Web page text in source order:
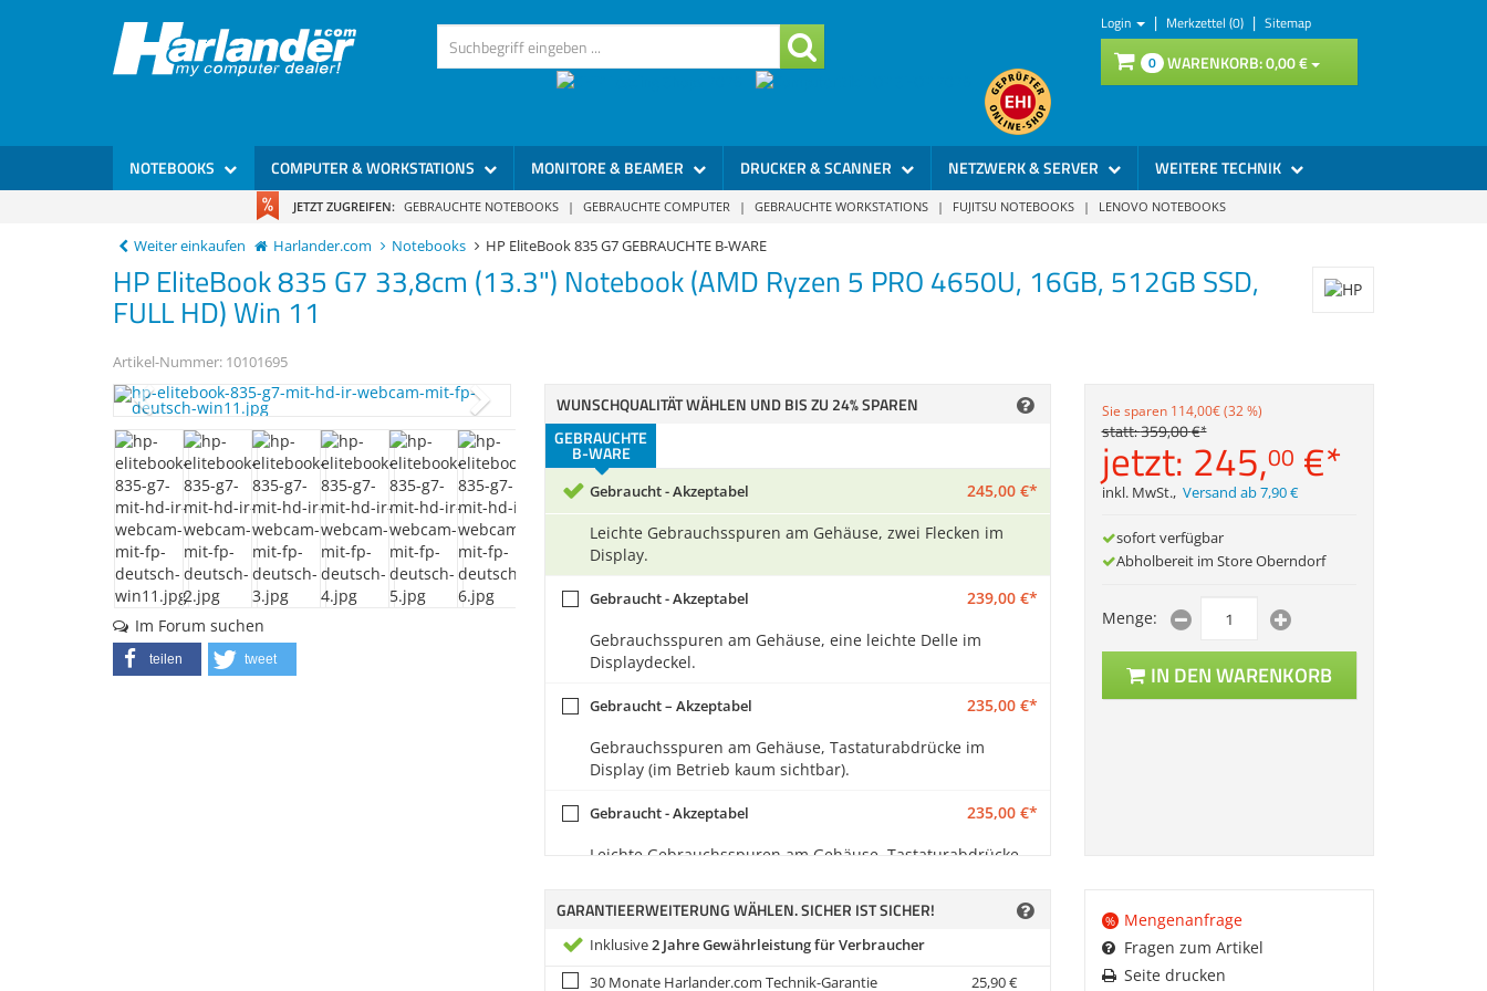
Login | Merkzettel (0) | Sitemap
0 WARENKORB:0,00€
NOTEBOOKS COMPUTER & WORKSTATIONS MONITORE & BEAMER DRUCKER & SCANNER NETZWERK & SERVER WEITERE TECHNIK
JETZT ZUGREIFEN: GEBRAUCHTE NOTEBOOKS | GEBRAUCHTE COMPUTER | GEBRAUCHTE WORKSTATIONS | FUJITSU NOTEBOOKS | LENOVO NOTEBOOKS
Weiter einkaufen Harlander.com Notebooks HP EliteBook 835 G7 GEBRAUCHTE B-WARE
HP EliteBook 835 G7 33,8cm (13.3") Notebook (AMD Ryzen 5 PRO 4650U, 16GB, 512GB SSD,
FULL HD) Win 11
Artikel-Nummer: 10101695
Im Forum suchen
teilen tweet
WUNSCHQUALITÄT WÄHLEN UND BIS ZU 24% SPAREN
GEBRAUCHTE
B-WARE
Gebraucht - Akzeptabel 245,00 €*
Leichte Gebrauchsspuren am Gehäuse, zwei Flecken im
Display.
Gebraucht - Akzeptabel 239,00 €*
Gebrauchsspuren am Gehäuse, eine leichte Delle im
Displaydeckel.
Gebraucht – Akzeptabel 235,00 €*
Gebrauchsspuren am Gehäuse, Tastaturabdrücke im
Display (im Betrieb kaum sichtbar).
Gebraucht - Akzeptabel 235,00 €*
Leichte Gebrauchsspuren am Gehäuse, Tastaturabdrücke
Gebraucht - Akzeptabel €*
leichte Tastaturabdrücke (im Betrieb kaum sichtbar) im
GARANTIEERWEITERUNG WÄHLEN. SICHER IST SICHER!
Inklusive2 Jahre Gewährleistung für Verbraucher
30 Monate Harlander.com Technik-Garantie
25,90€
Sie sparen 114,00€ (32 %)
statt:359,00€*
jetzt: 245,00 €*
inkl. MwSt., Versand ab 7,90 €
sofort verfügbar
Abholbereit im Store Oberndorf
Menge:
IN DEN WARENKORB
%
Mengenanfrage
Fragen zum Artikel
Seite drucken